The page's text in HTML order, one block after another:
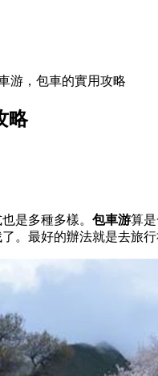
游，包車的實用攻略
略
是多種多樣。 包車游算
。最好的辦法就是去旅